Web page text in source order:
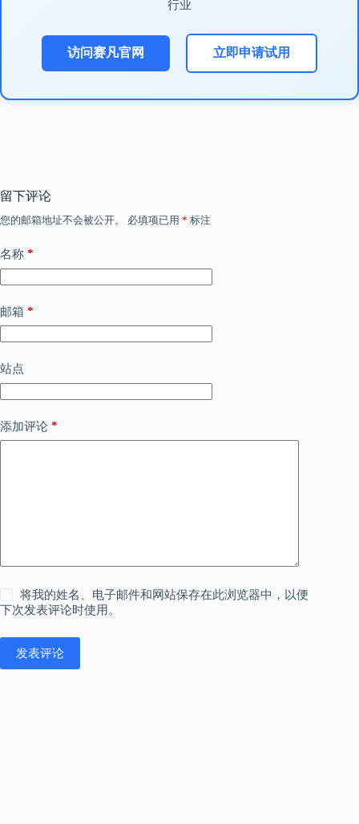
行业
访问赛凡官网 立即申请试用
留下评论
您的邮箱地址不会被公开。 必填项已用 * 标注
名称 *
邮箱 *
站点
添加评论 *
将我的姓名、电子邮件和网站保存在此浏览器中，以便
下次发表评论时使用。
发表评论